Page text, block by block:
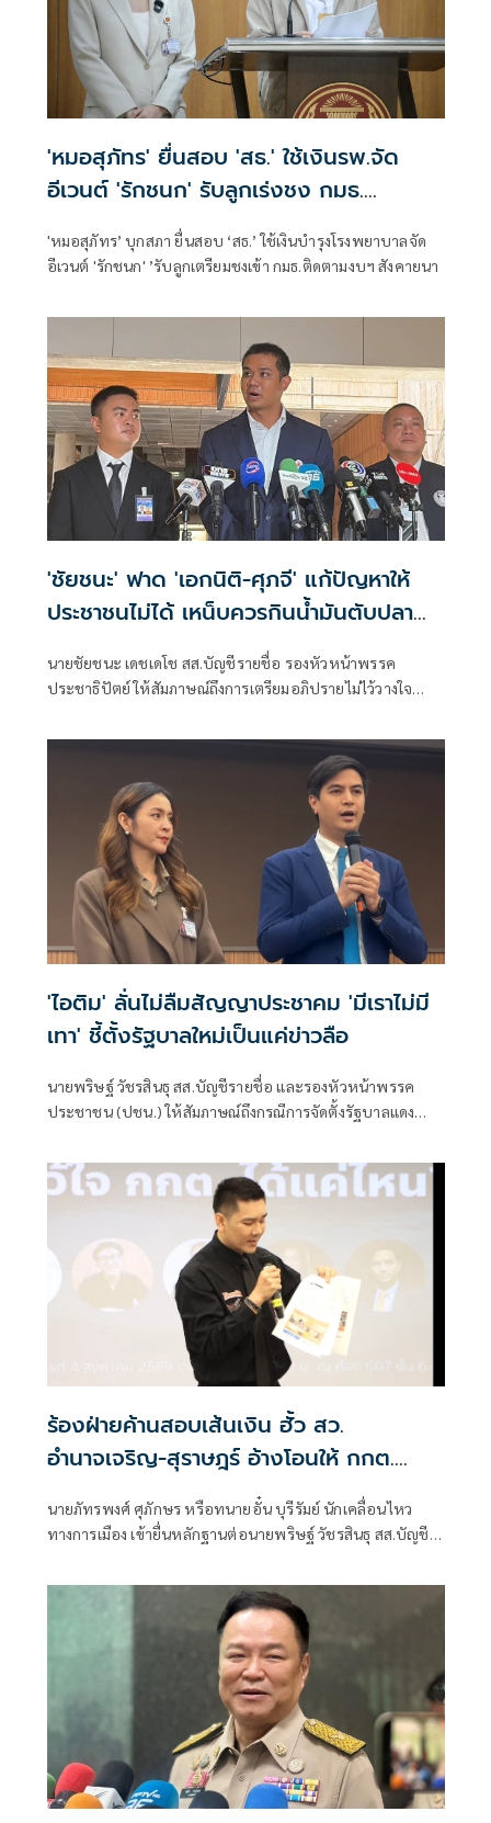
'หมอสุภัทร' ยื่นสอบ 'สธ.' ใช้เงินรพ.จัด
อีเวนต์ 'รักชนก' รับลูกเร่งชง กมธ.
'หมอสุภัทร’ บุกสภา ยื่นสอบ ‘สธ.’ ใช้เงินบำรุงโรงพยาบาลจัด
อีเวนต์ 'รักชนก' ’รับลูกเตรียมชงเข้า กมธ.ติดตามงบฯ สังคายนา
'ชัยชนะ' ฟาด 'เอกนิติ-ศุภจี' แก้ปัญหาให้
ประชาชนไม่ได้ เหน็บควรกินน้ำมันตับปลา
นายชัยชนะ เดชเดโช สส.บัญชีรายชื่อ รองหัวหน้าพรรค
ประชาธิปัตย์ ให้สัมภาษณ์ถึงการเตรียมอภิปรายไม่ไว้วางใจ
ไหร่ที่ฝ่ายค้านมีมติว่ายื่นอภิปรายไม่ไว้วางใจ พรรคร่วมฝ่าย
ค้านก็จะนำเรื่องกลับหารือแต่ละพรรค ยืนยันว่ามีความพร้อม
อยู่แล้ว ซึ่งต้องดูไทม์ไลน์ว่าพรรคประชาชนกำหนดช่วงไหน
เพราะเมื่อเปิดสภามา
'ไอติม' ลั่นไม่ลืมสัญญาประชาคม 'มีเราไม่มี
เทา' ชี้ตั้งรัฐบาลใหม่เป็นแค่ข่าวลือ
นายพริษฐ์ วัชรสินธุ สส.บัญชีรายชื่อ และรองหัวหน้าพรรค
ประชาชน (ปชน.) ให้สัมภาษณ์ถึงกรณีการจัดตั้งรัฐบาลแดง
พรรคกล้าธรรม ก็ระบุว่าลืมไปหมดแล้วที่เคยพูดว่า “มีเราไม่มี
เทา” จะเป็นการเปิดโอกาสให้ส้มเข้าร่วมรัฐบาลหรือไม่ ว่า ตอน
นี้ตั้งอยู่บนสมมติฐานหลายอย่างมาก ซึ่งก็ยังไม่ได้มีการยืนยันใน
ร้องฝ่ายค้านสอบเส้นเงิน ฮั้ว สว.
อำนาจเจริญ-สุราษฎร์ อ้างโอนให้ กกต.
นายภัทรพงศ์ ศุภักษร หรือทนายอั๋น บุรีรัมย์ นักเคลื่อนไหว
ทางการเมือง เข้ายื่นหลักฐานต่อนายพริษฐ์ วัชรสินธุ สส.บัญชี
กรรมการประสานงานพรรคร่วมฝ่ายค้าน (วิปฝ่ายค้าน)